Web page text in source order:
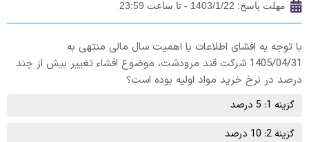
مهلت پاسخ: 1403/1/22 - تا ساعت 23:59
با توجه به افشای اطلاعات با اهمیت سال مالی منتهی به
1405/04/31 شرکت قند مرودشت، موضوع افشاء تغيير بيش از چند
درصد در نرخ خريد مواد اوليه بوده است؟
گزینه 1: 5 درصد
گزینه 2: 10 درصد